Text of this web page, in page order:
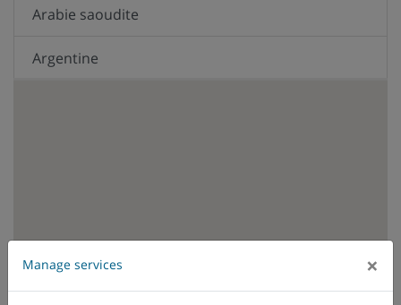
Arabie saoudite
Argentine
Canada
WFL Vertriebsniederlassung
WFL
Manage services ×